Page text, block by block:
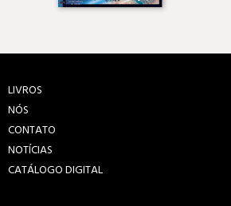
LIVROS
NÓS
CONTATO
NOTÍCIAS
CATÁLOGO DIGITAL